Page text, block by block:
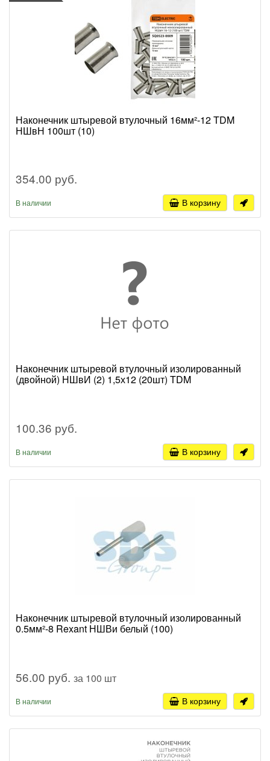
Наконечник штыревой втулочный 16мм²-12 TDM
НШвН 100шт (10)
354.00 руб.
В наличии В корзину
Наконечник штыревой втулочный изолированный
(двойной) НШвИ (2) 1,5х12 (20шт) TDM
100.36 руб.
В наличии В корзину
Наконечник штыревой втулочный изолированный
0.5мм²-8 Rexant НШВи белый (100)
56.00 руб. за 100 шт
В наличии В корзину